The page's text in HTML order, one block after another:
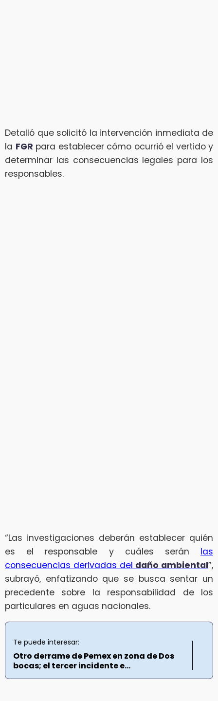
Detalló que solicitó la intervención inmediata de
la FGR para establecer cómo ocurrió el vertido y
determinar las consecuencias legales para los
responsables.
“Las investigaciones deberán establecer quién
es el responsable y cuáles serán las
consecuencias derivadas del daño ambiental”,
subrayó, enfatizando que se busca sentar un
precedente sobre la responsabilidad de los
particulares en aguas nacionales.
Te puede interesar:
Otro derrame de Pemex en zona de Dos
bocas; el tercer incidente e...